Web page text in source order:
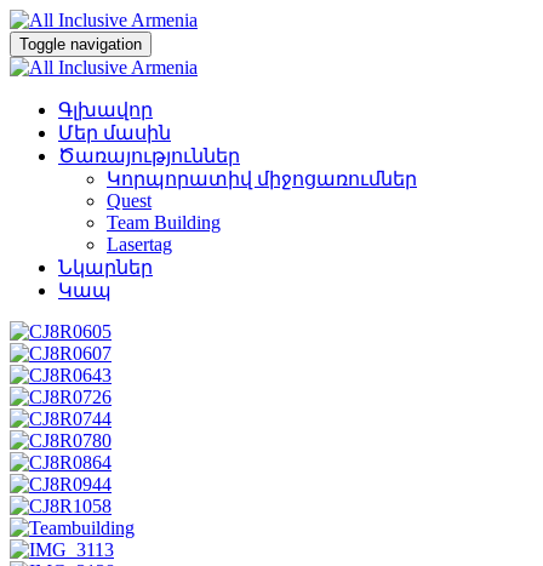
Toggle navigation
Գլխավոր
Մեր մասին
Ծառայություններ
Կորպորատիվ միջոցառումներ
Quest
Team Building
Lasertag
Նկարներ
Կապ